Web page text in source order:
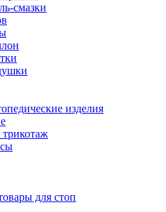
смазки
изделия
для стоп